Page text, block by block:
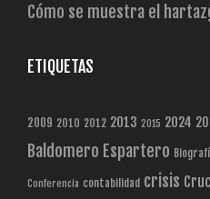
Cómo se muestra el
ETIQUETAS
2009 2010 2012 2013 2015 2024
Baldomero Espartero
Conferencia contabilidad crisis